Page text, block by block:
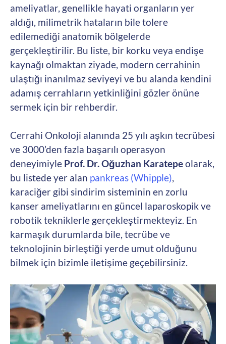
ameliyatlar, genellikle hayati organların yer
aldığı, milimetrik hataların bile tolere
edilemediği anatomik bölgelerde
gerçekleştirilir. Bu liste, bir korku veya endişe
kaynağı olmaktan ziyade, modern cerrahinin
ulaştığı inanılmaz seviyeyi ve bu alanda kendini
adamış cerrahların yetkinliğini gözler önüne
sermek için bir rehberdir.
Cerrahi Onkoloji alanında 25 yılı aşkın tecrübesi
ve 3000’den fazla başarılı operasyon
deneyimiyle Prof. Dr. Oğuzhan Karatepeolarak,
bu listede yer alan pankreas (Whipple),
karaciğer gibi sindirim sisteminin en zorlu
kanser ameliyatlarını en güncel laparoskopik ve
robotik tekniklerle gerçekleştirmekteyiz. En
karmaşık durumlarda bile, tecrübe ve
teknolojinin birleştiği yerde umut olduğunu
bilmek için bizimle iletişime geçebilirsiniz.